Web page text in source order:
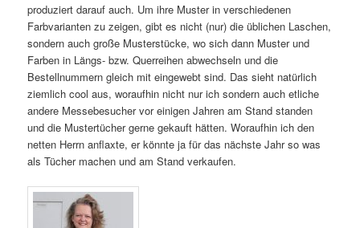
produziert darauf auch. Um ihre Muster in verschiedenen
Farbvarianten zu zeigen, gibt es nicht (nur) die üblichen Laschen,
sondern auch große Musterstücke, wo sich dann Muster und
Farben in Längs- bzw. Querreihen abwechseln und die
Bestellnummern gleich mit eingewebt sind. Das sieht natürlich
ziemlich cool aus, woraufhin nicht nur ich sondern auch etliche
andere Messebesucher vor einigen Jahren am Stand standen
und die Mustertücher gerne gekauft hätten. Woraufhin ich den
netten Herrn anflaxte, er könnte ja für das nächste Jahr so was
als Tücher machen und am Stand verkaufen.